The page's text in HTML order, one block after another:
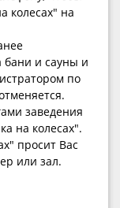
колесах" на
бани и сауны и
по
заведения
на колесах".
просит Вас
или зал.